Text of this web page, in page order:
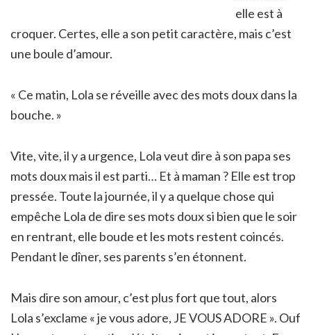
elle est à
croquer. Certes, elle a son petit caractère, mais c’est
une boule d’amour.
« Ce matin, Lola se réveille avec des mots doux dans la
bouche. »
Vite, vite, il y a urgence, Lola veut dire à son papa ses
mots doux mais il est parti… Et à maman ? Elle est trop
pressée. Toute la journée, il y a quelque chose qui
empêche Lola de dire ses mots doux si bien que le soir
en rentrant, elle boude et les mots restent coincés.
Pendant le dîner, ses parents s’en étonnent.
Mais dire son amour, c’est plus fort que tout, alors
Lola s’exclame « je vous adore, JE VOUS ADORE ». Ouf